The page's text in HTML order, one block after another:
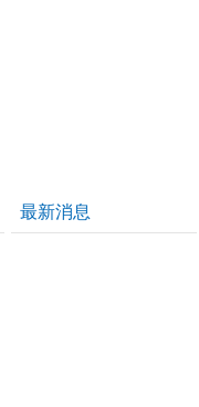
最新消息